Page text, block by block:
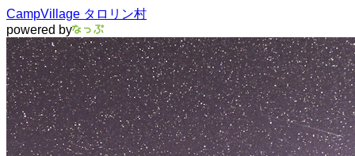
CampVillage タロリン村
powered by